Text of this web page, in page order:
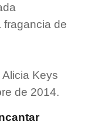
fragancia de
Keys
de 2014.